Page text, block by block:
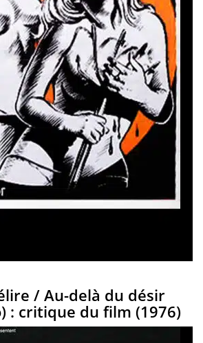
/ Au-delà du désir
: critique du film (1976)